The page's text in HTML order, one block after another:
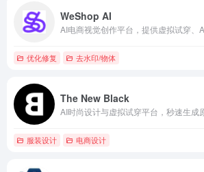
WeShop AI
优化修复 去水印/物体
The New Black
服装设计 电商设计